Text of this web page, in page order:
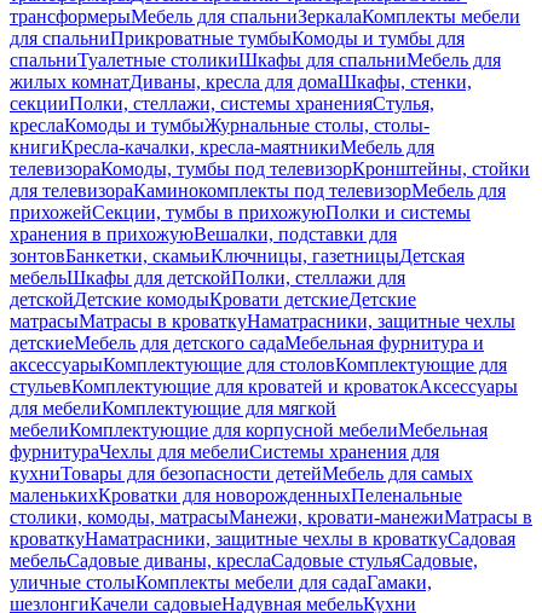
трансформерыМебель для спальниЗеркалаКомплекты мебели
для спальниПрикроватные тумбыКомоды и тумбы для
спальниТуалетные столикиШкафы для спальниМебель для
жилых комнатДиваны, кресла для домаШкафы, стенки,
секцииПолки, стеллажи, системы храненияСтулья,
креслаКомоды и тумбыЖурнальные столы, столы-
книгиКресла-качалки, кресла-маятникиМебель для
телевизораКомоды, тумбы под телевизорКронштейны, стойки
для телевизораКаминокомплекты под телевизорМебель для
прихожейСекции, тумбы в прихожуюПолки и системы
хранения в прихожуюВешалки, подставки для
зонтовБанкетки, скамьиКлючницы, газетницыДетская
мебельШкафы для детскойПолки, стеллажи для
детскойДетские комодыКровати детскиеДетские
матрасыМатрасы в кроваткуНаматрасники, защитные чехлы
детскиеМебель для детского садаМебельная фурнитура и
аксессуарыКомплектующие для столовКомплектующие для
стульевКомплектующие для кроватей и кроватокАксессуары
для мебелиКомплектующие для мягкой
мебелиКомплектующие для корпусной мебелиМебельная
фурнитураЧехлы для мебелиСистемы хранения для
кухниТовары для безопасности детейМебель для самых
маленькихКроватки для новорожденныхПеленальные
столики, комоды, матрасыМанежи, кровати-манежиМатрасы в
кроваткуНаматрасники, защитные чехлы в кроваткуСадовая
мебельСадовые диваны, креслаСадовые стульяСадовые,
уличные столыКомплекты мебели для садаГамаки,
шезлонгиКачели садовыеНадувная мебельКухни